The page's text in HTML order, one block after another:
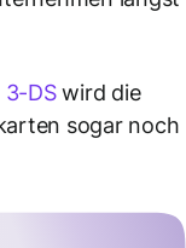
3-DSwird die
sogar noch